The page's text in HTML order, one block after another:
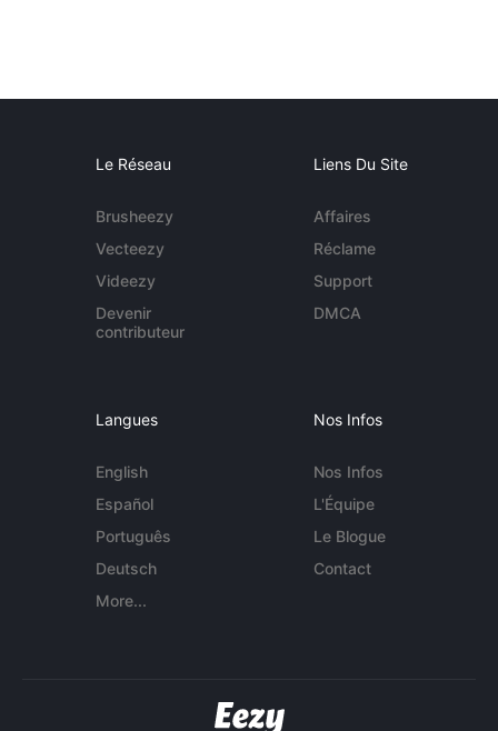
Le Réseau
Brusheezy
Vecteezy
Videezy
Devenir
contributeur
Liens Du Site
Affaires
Réclame
Support
DMCA
Langues
English
Español
Português
Deutsch
More...
Nos Infos
Nos Infos
L'Équipe
Le Blogue
Contact